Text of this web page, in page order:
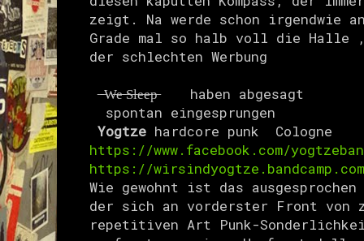
zeigt. Na werde schon irgendwie
Grade mal so halb voll die Halle
der schlechten Werbung
̶ ̶W̶e̶ ̶S̶l̶e̶e̶p̶ haben abgesagt
spontan eingesprungen
Yogtze hardcore punk Cologne
https://www.facebook.com/
https://
Wie gewohnt ist das
der sich an vorderster Front von
repetitiven Art Punk-